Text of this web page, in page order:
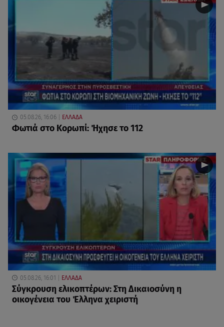
05.08.26, 16:06 ΕΛΛΑΔΑ
Φωτιά στο Κορωπί: Ήχησε το 112
05.08.26, 16:01 ΕΛΛΑΔΑ
Σύγκρουση ελικοπτέρων: Στη Δικαιοσύνη η
οικογένεια του Έλληνα χειριστή